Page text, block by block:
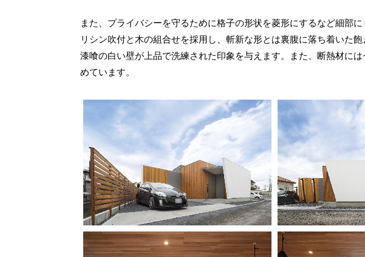
また、プライバシーを守るために格子の形状を菱形にするなど細部
リシン吹付と木の組合せを採用し、斬新な形とは裏腹に落ち着いた
漆喰の白い壁が上品で洗練された印象を与えます。また、断熱材に
めています。